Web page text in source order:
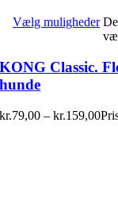
Vælg muligheder
KONG Classic.
hunde
kr.79,00 – kr.159,00